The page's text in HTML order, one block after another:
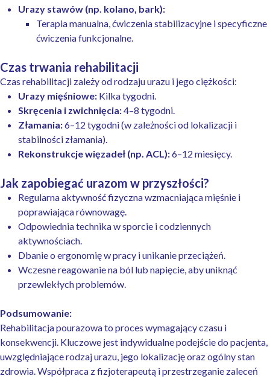
Urazy stawów (np. kolano, bark):
Terapia manualna, ćwiczenia stabilizacyjne i specyficzne
ćwiczenia funkcjonalne.
Czas trwania rehabilitacji
Czas rehabilitacji zależy od rodzaju urazu i jego ciężkości:
Urazy mięśniowe: Kilka tygodni.
Skręcenia i zwichnięcia:4–8 tygodni.
Złamania:6–12 tygodni (w zależności od lokalizacji i
stabilności złamania).
Rekonstrukcje więzadeł (np. ACL):6–12 miesięcy.
Jak zapobiegać urazom w przyszłości?
Regularna aktywność fizyczna wzmacniająca mięśnie i
poprawiająca równowagę.
Odpowiednia technika w sporcie i codziennych
aktywnościach.
Dbanie o ergonomię w pracy i unikanie przeciążeń.
Wczesne reagowanie na ból lub napięcie, aby uniknąć
przewlekłych problemów.
Podsumowanie:
Rehabilitacja pourazowa to proces wymagający czasu i
konsekwencji. Kluczowe jest indywidualne podejście do pacjenta,
uwzględniające rodzaj urazu, jego lokalizację oraz ogólny stan
zdrowia. Współpraca z fizjoterapeutą i przestrzeganie zaleceń